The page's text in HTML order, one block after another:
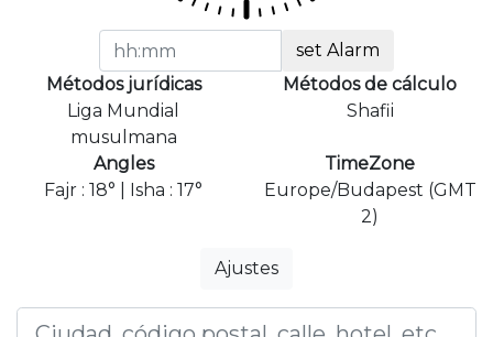
set Alarm
Métodos jurídicas
Liga Mundial
musulmana
Métodos de cálculo
Shafii
Angles
Fajr : 18° | Isha : 17°
TimeZone
Europe/Budapest (GMT
2)
Ajustes